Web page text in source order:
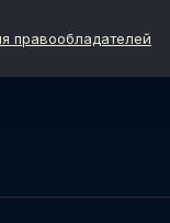
правообладателей